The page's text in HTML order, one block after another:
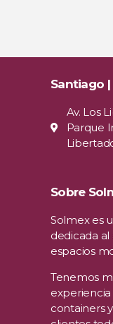
Santiago
Av. Los
Parque
Sobre
Solmex es
dedicada
espacios
Tenemos
containers